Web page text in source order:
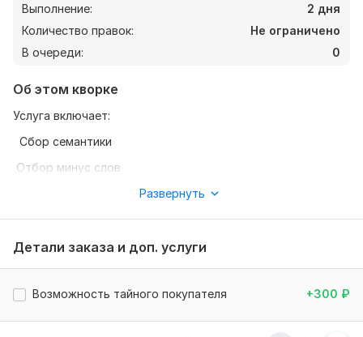
Выполнение:
2 дня
Количество правок:
Не ограничено
В очереди:
0
Об этом кворке
Услуга включает:
Сбор семантики
Отбор минус слов
Написание объявлений
Ретаргетинг
Настройка UTM меток
Количество ключевых слов: 30
Нужно для заказа:
1. Доступ к аккаунту в Яндекс Директ или ваша почта в
Развернуть
Детали заказа и доп. услуги
Возможность тайного покупателя +300 ₽